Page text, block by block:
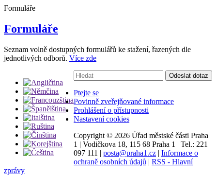
Formuláře
Formuláře
Seznam volně dostupných formulářů ke stažení, řazených dle
jednotlivých odborů. Více zde
Vyhledávání:
Odeslat dotaz
Ptejte se
Povinně zveřejňované informace
Prohlášení o přístupnosti
Nastavení cookies
Copyright © 2026 Úřad městské části Praha
1 | Vodičkova 18, 115 68 Praha 1 | Tel.: 221
097 111 | posta@praha1.cz | Informace o
ochraně osobních údajů | RSS - Hlavní
zprávy